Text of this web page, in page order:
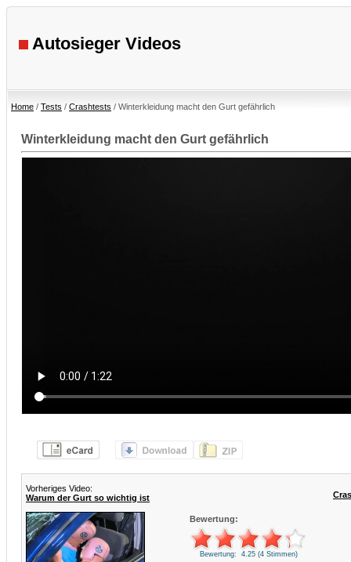
Autosieger Videos
Home / Tests / Crashtests / Winterkleidung macht den Gurt gefährlich
Winterkleidung macht den Gurt gefährlich
Vorheriges Video:
Warum der Gurt so wichtig ist
Bewertung:
Bewertung: 4.25 (4 Stimmen)